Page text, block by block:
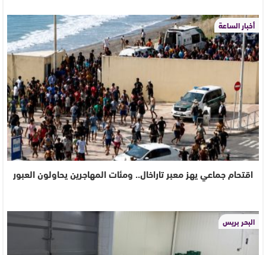
أخبار الساعة
اقتحام جماعي يهز معبر تاراخال.. ومئات المهاجرين يحاولون العبور
البحر بريس